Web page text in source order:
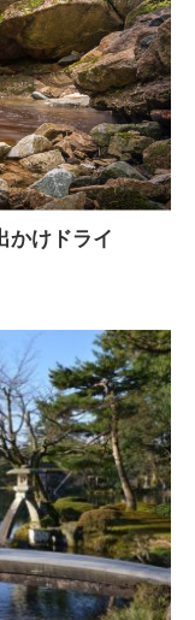
かけドライ